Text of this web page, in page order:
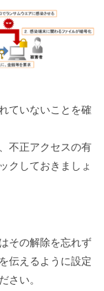
ていないことを確
不正アクセスの有
クしておきましょ
その解除を忘れず
伝えるように設定
さい。